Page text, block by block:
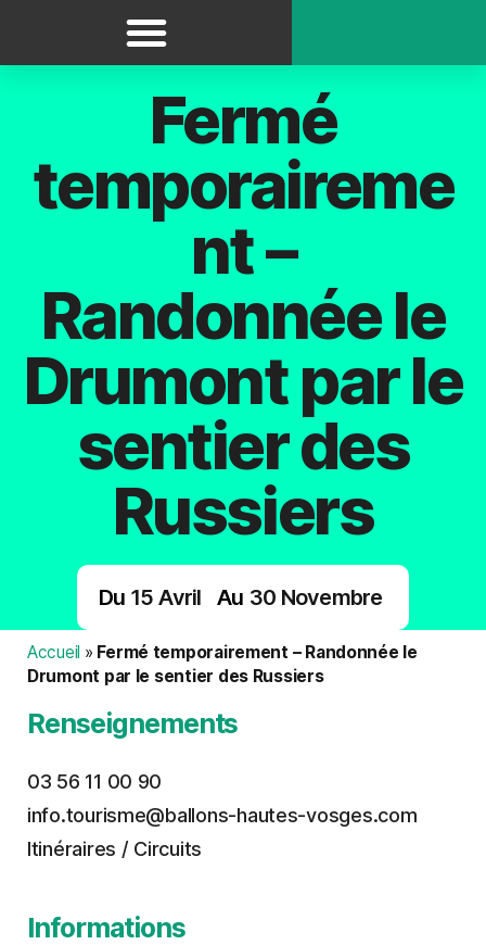
Itinéraires / Circuits
Fermé
temporaireme
nt –
Randonnée le
Drumont par le
sentier des
Russiers
Du 15 Avril Au 30 Novembre
Accueil » Fermé temporairement – Randonnée le
Drumont par le sentier des Russiers
Renseignements
03 56 11 00 90
info.tourisme@ballons-hautes-vosges.com
Itinéraires / Circuits
Informations